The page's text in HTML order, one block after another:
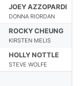
JOEY AZZOPARDI
DONNA RIORDAN
ROCKY CHEUNG
KIRSTEN MELIS
HOLLY NOTTLE
STEVE WOLFE